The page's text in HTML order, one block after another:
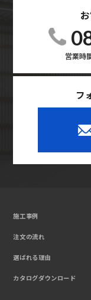
営業時
フ
施工事例
注文の流れ
選ばれる理由
カタログダウンロード